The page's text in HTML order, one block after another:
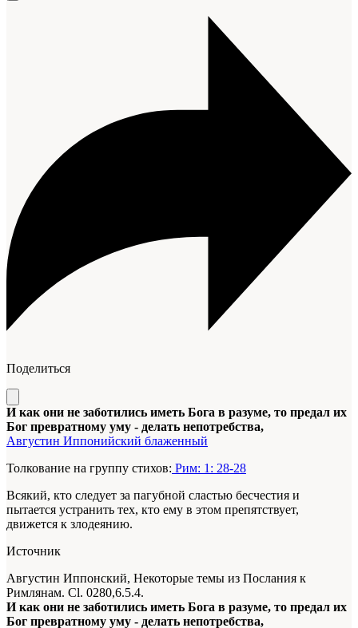
Поделиться
И как они не заботились иметь Бога в разуме, то предал их
Бог превратному уму - делать непотребства,
Августин Иппонийский блаженный
Толкование на группу стихов: Рим: 1: 28-28
Всякий, кто следует за пагубной сластью бесчестия и
пытается устранить тех, кто ему в этом препятствует,
движется к злодеянию.
Источник
Августин Иппонский, Некоторые темы из Послания к
Римлянам. Cl. 0280,6.5.4.
И как они не заботились иметь Бога в разуме, то предал их
Бог превратному уму - делать непотребства,